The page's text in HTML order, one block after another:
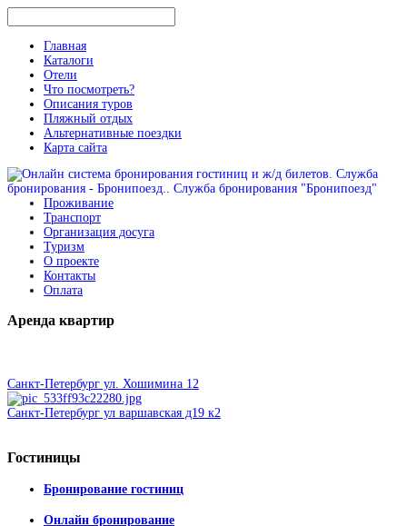
Главная
Каталоги
Отели
Что посмотреть?
Описания туров
Пляжный отдых
Альтернативные поездки
Карта сайта
Проживание
Транспорт
Организация досуга
Туризм
О проекте
Контакты
Оплата
Аренда квартир
Санкт-Петербург ул. Хошимина 12
Санкт-Петербург ул варшавская д19 к2
Гостиницы
Бронирование гостиниц
Онлайн бронирование